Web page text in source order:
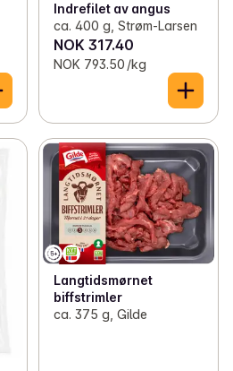
Indrefilet av angus
ca. 400 g, Strøm-Larsen
NOK 317.40
NOK 793.50 /kg
Langtidsmørnet
biffstrimler
ca. 375 g, Gilde